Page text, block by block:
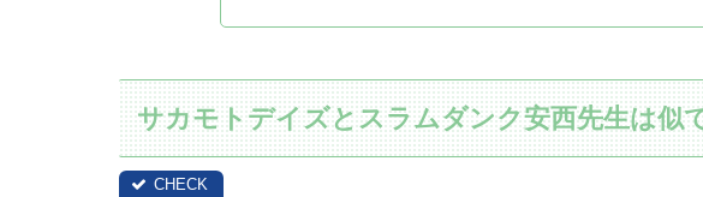
サカモトデイズとスラムダンク安西先生は似